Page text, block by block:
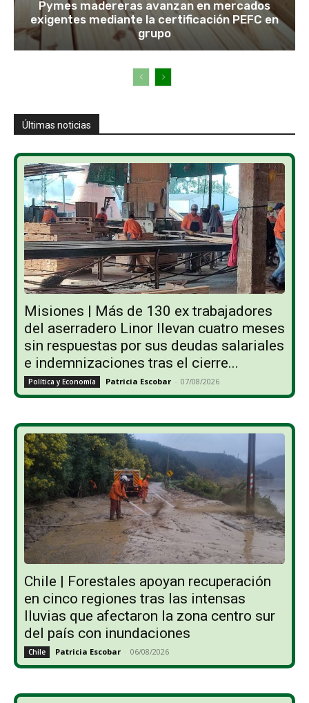
Pymes madereras avanzan en mercados
exigentes mediante la certificación PEFC en
grupo
Últimas noticias
Misiones | Más de 130 ex trabajadores
del aserradero Linor llevan cuatro meses
sin respuestas por sus deudas salariales
e indemnizaciones tras el cierre...
Política y Economía Patricia Escobar - 07/08/2026
Chile | Forestales apoyan recuperación
en cinco regiones tras las intensas
lluvias que afectaron la zona centro sur
del país con inundaciones
Chile Patricia Escobar - 06/08/2026